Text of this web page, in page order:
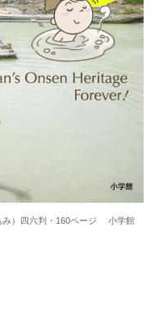
み）四六判・160ページ 小学館